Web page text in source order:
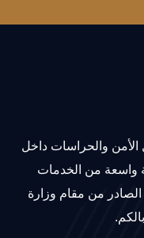
والحراسات داخل
واسعة من الخدمات
الصادر من مقام وزارة